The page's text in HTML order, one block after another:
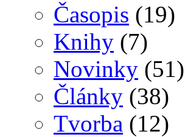
Časopis (19)
Knihy (7)
Novinky (51)
Články (38)
Tvorba (12)